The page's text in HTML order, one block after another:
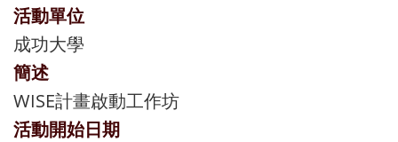
活動單位
成功大學
簡述
WISE計畫啟動工作坊
活動開始日期